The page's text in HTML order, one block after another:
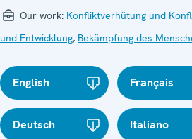
Our work: Konfliktverhütung und
und Entwicklung, Bekämpfung des
English Français
Deutsch Italiano